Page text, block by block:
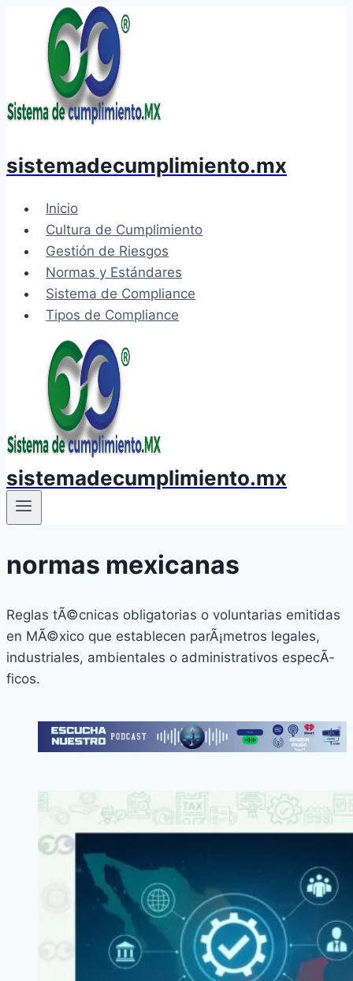
contenido
sistemadecumplimiento.mx
Inicio
Cultura de Cumplimiento
Gestión de Riesgos
Normas y Estándares
Sistema de Compliance
Tipos de Compliance
sistemadecumplimiento.mx
normas mexicanas
Reglas tÃ©cnicas obligatorias o voluntarias emitidas
en MÃ©xico que establecen parÃ¡metros legales,
industriales, ambientales o administrativos especÃ­
ficos.